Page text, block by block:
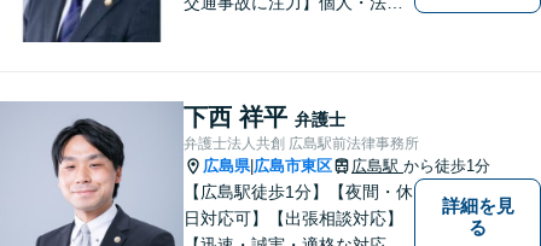
の「平和」が実現できるよ
う、依頼者一人ひとりに寄り
添い、解決へ導きます。
下西 祥平 弁護士
弁護士法人共創 広島駅前法律事務所
広島県| 広島市東区 広島駅 から徒歩1分
【広島駅徒歩1分】【夜間・休
日対応可】【出張相談対応】
詳細を見
る